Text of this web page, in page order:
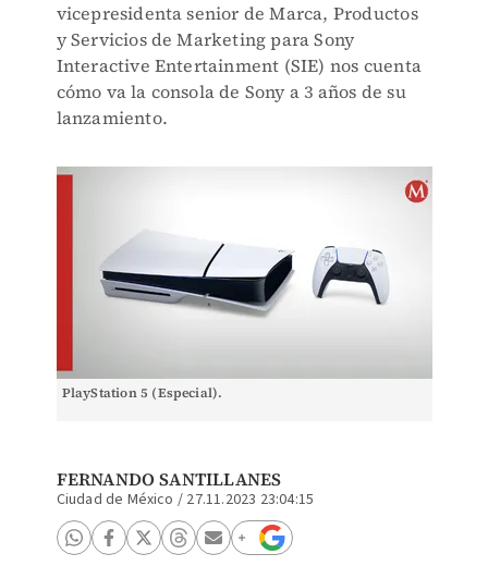
vicepresidenta senior de Marca, Productos
y Servicios de Marketing para Sony
Interactive Entertainment (SIE) nos cuenta
cómo va la consola de Sony a 3 años de su
lanzamiento.
PlayStation 5 (Especial).
FERNANDO SANTILLANES
Ciudad de México / 27.11.2023 23:04:15